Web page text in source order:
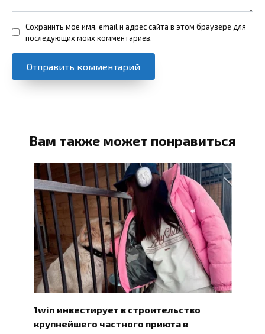
Сохранить моё имя, email и адрес сайта в этом браузере для
последующих моих комментариев.
Вам также может понравиться
1win инвестирует в строительство
крупнейшего частного приюта в